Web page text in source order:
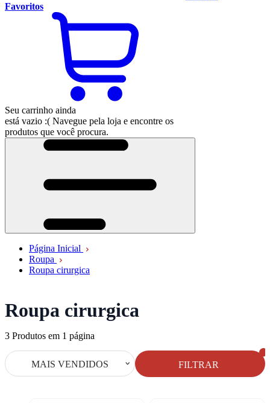
Favoritos
Seu carrinho ainda
está vazio :( Navegue pela loja e encontre os
produtos que você procura.
Página Inicial
Roupa
Roupa cirurgica
Roupa cirurgica
3 Produtos em 1 página
FILTRAR
MAIS VENDIDOS